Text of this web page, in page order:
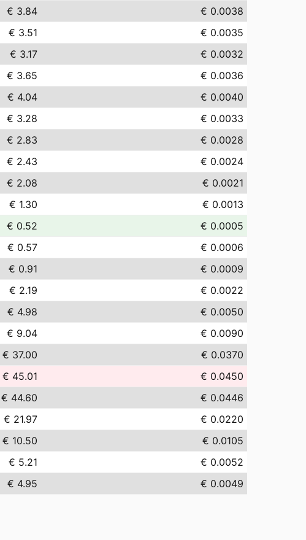
€ 3.84
€ 0.0038
€ 3.51
€ 0.0035
€ 3.17
€ 0.0032
€ 3.65
€ 0.0036
€ 4.04
€ 0.0040
€ 3.28
€ 0.0033
€ 2.83
€ 0.0028
€ 2.43
€ 0.0024
€ 2.08
€ 0.0021
€ 1.30
€ 0.0013
€ 0.52
€ 0.0005
€ 0.57
€ 0.0006
€ 0.91
€ 0.0009
€ 2.19
€ 0.0022
€ 4.98
€ 0.0050
€ 9.04
€ 0.0090
€ 37.00
€ 0.0370
€ 45.01
€ 0.0450
€ 44.60
€ 0.0446
€ 21.97
€ 0.0220
€ 10.50
€ 0.0105
€ 5.21
€ 0.0052
€ 4.95 € 0.0049